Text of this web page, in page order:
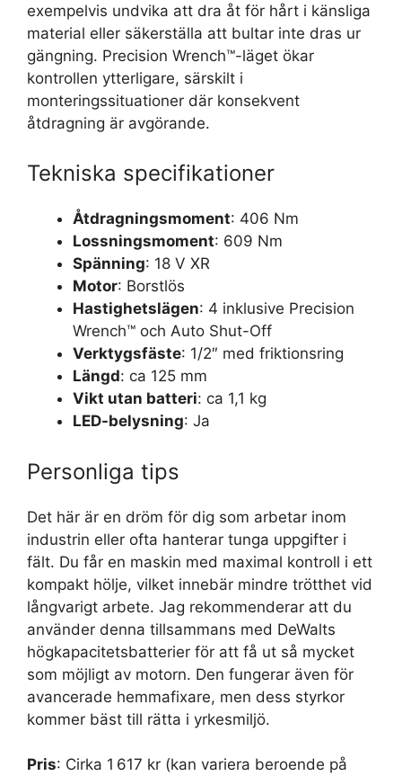
exempelvis undvika att dra åt för hårt i känsliga
material eller säkerställa att bultar inte dras ur
gängning. Precision Wrench™-läget ökar
kontrollen ytterligare, särskilt i
monteringssituationer där konsekvent
åtdragning är avgörande.
Tekniska specifikationer
Åtdragningsmoment: 406 Nm
Lossningsmoment: 609 Nm
Spänning: 18 V XR
Motor: Borstlös
Hastighetslägen: 4 inklusive Precision
Wrench™ och Auto Shut-Off
Verktygsfäste: 1/2″ med friktionsring
Längd: ca 125 mm
Vikt utan batteri: ca 1,1 kg
LED-belysning: Ja
Personliga tips
Det här är en dröm för dig som arbetar inom
industrin eller ofta hanterar tunga uppgifter i
fält. Du får en maskin med maximal kontroll i ett
kompakt hölje, vilket innebär mindre trötthet vid
långvarigt arbete. Jag rekommenderar att du
använder denna tillsammans med DeWalts
högkapacitetsbatterier för att få ut så mycket
som möjligt av motorn. Den fungerar även för
avancerade hemmafixare, men dess styrkor
kommer bäst till rätta i yrkesmiljö.
Pris: Cirka 1 617 kr (kan variera beroende på